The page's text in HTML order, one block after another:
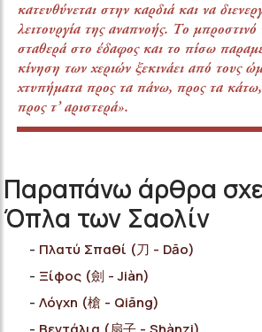
κατευθύνεται στην καρδιά και να
λειτουργία της αναπνοής. Το μπροστινό
σταθερά στο έδαφος και το πίσω
κίνηση των χεριών ξεκινάει από τους
χτυπήματα προς τα πάνω, προς τα κάτω,
προς τ’ αριστερά».
Παραπάνω άρθρα
Όπλα των Σαολίν
Πλατύ Σπαθί (刀 - Dāo)
Ξίφος (劍 - Jiàn)
Λόγχη (槍 - Qiāng)